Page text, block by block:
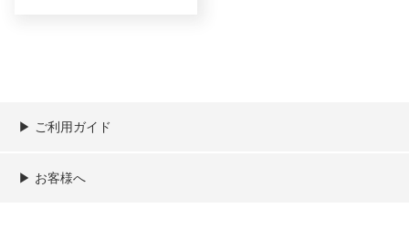
▶︎ ご利用ガイド
ご利用ガイド
決済／配送／送料について
取り扱い商品一覧
顧客情報の取扱について
特定商取引法の表記
▶︎ お客様へ